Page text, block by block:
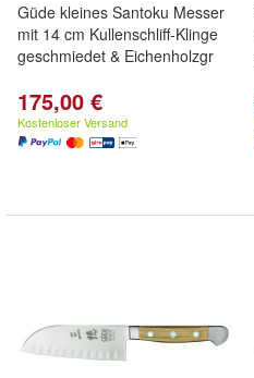
Güde kleines Santoku Messer
mit 14 cm Kullenschliff-Klinge
geschmiedet & Eichenholzgr
175,00 €
Kostenloser Versand